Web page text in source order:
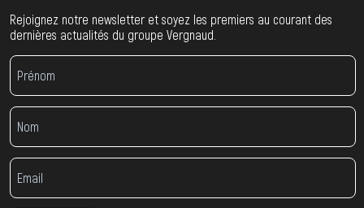
Rejoignez notre newsletter et soyez les premiers au courant des
dernières actualités du groupe Vergnaud.